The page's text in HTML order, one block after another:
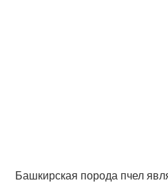
Башкирская порода пчел